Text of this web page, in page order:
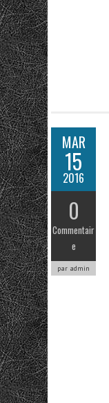
MAR
15
2016
0
Commentair
e
par admin